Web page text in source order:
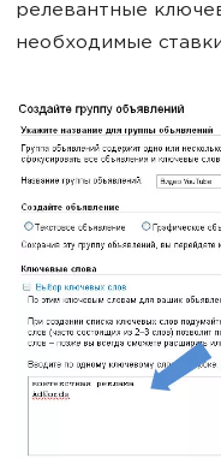
релевантные
необходимые